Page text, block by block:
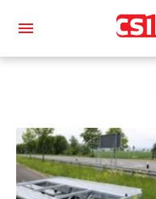
menu